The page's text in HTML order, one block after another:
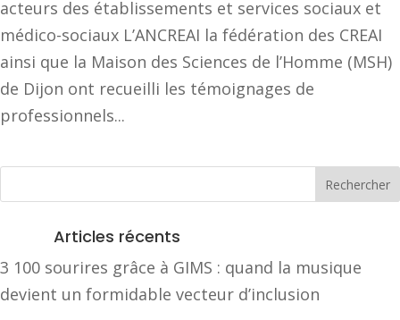
acteurs des établissements et services sociaux et
médico-sociaux L’ANCREAI la fédération des CREAI
ainsi que la Maison des Sciences de l’Homme (MSH)
de Dijon ont recueilli les témoignages de
professionnels...
Articles récents
3 100 sourires grâce à GIMS : quand la musique
devient un formidable vecteur d’inclusion